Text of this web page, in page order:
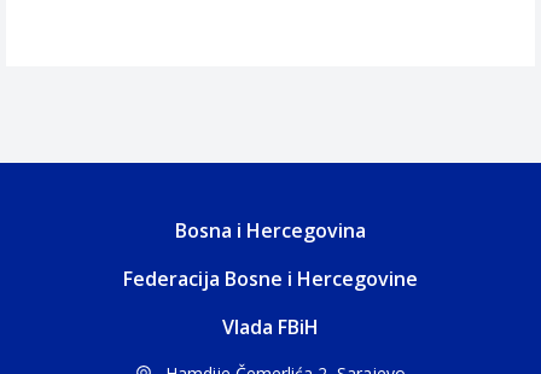
Bosna i Hercegovina
Federacija Bosne i Hercegovine
Vlada FBiH